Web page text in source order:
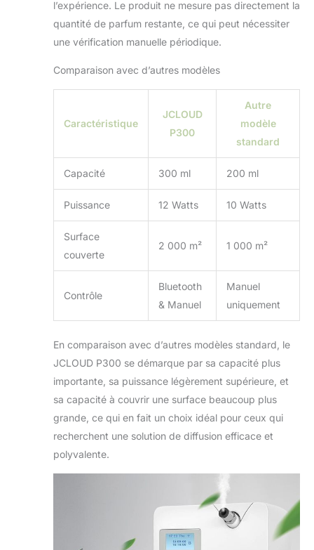
l’expérience. Le produit ne mesure pas directement la
quantité de parfum restante, ce qui peut nécessiter
une vérification manuelle périodique.
Comparaison avec d’autres modèles
Caractéristique
JCLOUD
P300
Autre
modèle
standard
Capacité 300 ml 200 ml
Puissance 12 Watts 10 Watts
Surface
couverte
2 000 m² 1 000 m²
Contrôle
Bluetooth
& Manuel
Manuel
uniquement
En comparaison avec d’autres modèles standard, le
JCLOUD P300 se démarque par sa capacité plus
importante, sa puissance légèrement supérieure, et
sa capacité à couvrir une surface beaucoup plus
grande, ce qui en fait un choix idéal pour ceux qui
recherchent une solution de diffusion efficace et
polyvalente.